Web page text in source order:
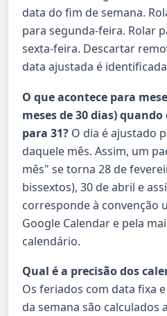
data do fim de semana.
para segunda-feira. Rolar
sexta-feira. Descartar
data ajustada é
O que acontece para
meses de 30 dias)
para 31? O dia é ajustado
daquele mês. Assim, um
mês" se torna 28 de
bissextos), 30 de abril e
corresponde à convenção
Google Calendar e pela
calendário.
Qual é a precisão dos
Os feriados com data fixa
da semana são calculados